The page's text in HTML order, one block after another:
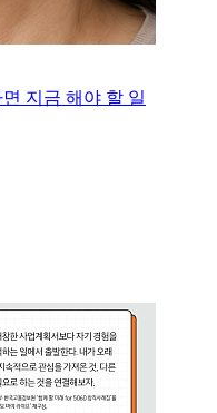
지금 해야 할 일